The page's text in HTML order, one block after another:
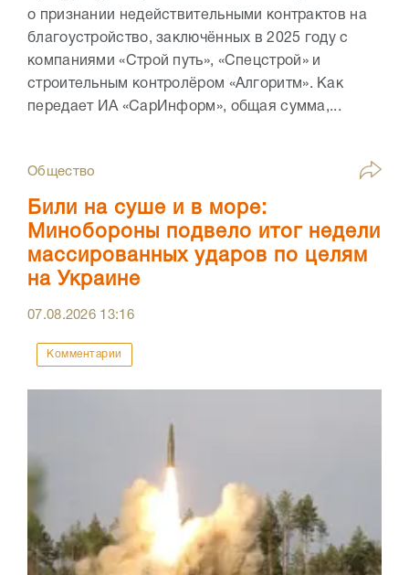
о признании недействительными контрактов на
благоустройство, заключённых в 2025 году с
компаниями «Строй путь», «Спецстрой» и
строительным контролёром «Алгоритм». Как
передает ИА «СарИнформ», общая сумма,...
Общество
Били на суше и в море:
Минобороны подвело итог недели
массированных ударов по целям
на Украине
07.08.2026 13:16
Комментарии